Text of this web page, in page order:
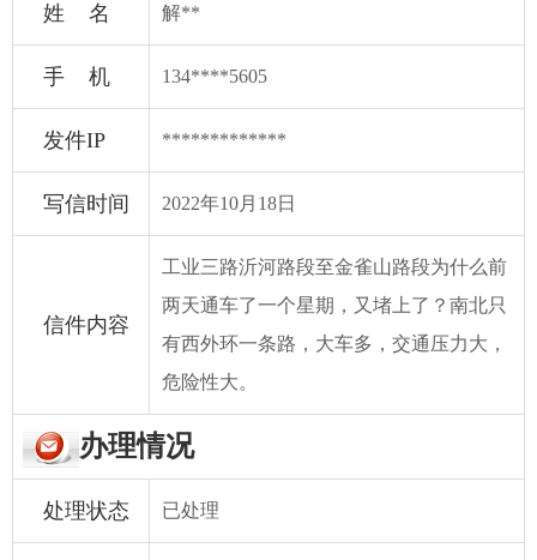
姓 名 解**
手 机 134****5605
发件IP *************
写信时间 2022年10月18日
信件内容
工业三路沂河路段至金雀山路段为什么前
两天通车了一个星期，又堵上了？南北只
有西外环一条路，大车多，交通压力大，
危险性大。
办理情况
处理状态 已处理